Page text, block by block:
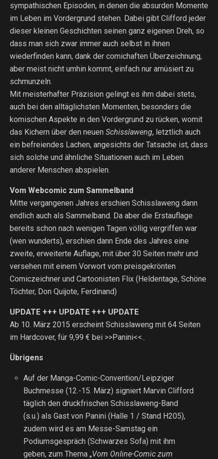
sympathischen Episoden, in denen die absurden Momente
im Leben im Vordergrund stehen. Dabei gibt Clifford jeder
dieser kleinen Geschichten seinen ganz eigenen Dreh, so
dass man sich zwar immer auch selbst in ihnen
wiederfinden kann, dank der comichaften Überzeichnung,
aber meist nicht umhin kommt, einfach nur amüsiert zu
schmunzeln.
Mit meisterhafter Präzision gelingt es ihm dabei stets,
auch bei den alltäglichsten Momenten, besonders die
komischen Aspekte in den Vordergrund zu rücken, womit
das Kichern über den neuen Schisslaweng, letztlich auch
ein befreiendes Lachen, angesichts der Tatsache ist, dass
sich solche und ähnliche Situationen auch im Leben
anderer Menschen abspielen.
Vom Webcomic zum Sammelband
Mitte vergangenen Jahres erschien Schisslaweng dann
endlich auch als Sammelband. Da aber die Erstauflage
bereits schon nach wenigen Tagen völlig vergriffen war
(wen wunderts), erschien dann Ende des Jahres eine
zweite, erweiterte Auflage, mit über 30 Seiten mehr und
versehen mit einem Vorwort vom preisgekrönten
Comiczeichner und Cartoonisten Flix (Heldentage, Schöne
Töchter, Don Quijote, Ferdinand)
UPDATE +++ UPDATE +++ UPDATE
Ab 10. März 2015 erscheint Schisslaweng mit 64 Seiten
im Hardcover, für 9,99 € bei >>Panini<<..
Übrigens
Auf der Manga-Comic-Convention/Leipziger
Buchmesse (12.-15. März) signiert Marvin Clifford
täglich den druckfrischen Schisslaweng-Band
(s.u.) als Gast von Panini (Halle 1 / Stand H205),
zudem wird es am Messe-Samstag ein
Podiumsgespräch (Schwarzes Sofa) mit ihm
geben, zum Thema „Vom Online-Comic zum